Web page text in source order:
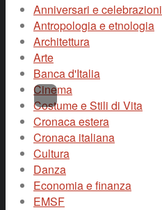
Anniversari e celebrazioni
Antropologia e etnologia
Architettura
Arte
Banca d'Italia
Cinema
Costume e Stili di Vita
Cronaca estera
Cronaca italiana
Cultura
Danza
Economia e finanza
EMSF